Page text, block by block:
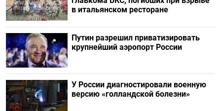
в итальянском ресторане
Путин разрешил приватизировать
крупнейший аэропорт России
У России диагностировали военную
версию «голландской болезни»